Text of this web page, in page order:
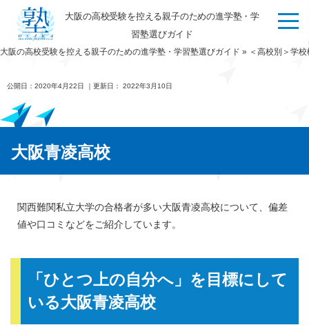
大阪の高校受験を控える親子のための進学塾・学
習塾選びガイド
大阪の高校受験を控える親子のための進学塾・学習塾選びガイド » ＜高校別＞学
公開日： 2020年4月22日 ｜更新日： 2022年3月10日
大阪青凌高校
関西難関私立大学の合格者が多い大阪青凌高校について、偏差
値や口コミなどをご紹介しています。
「ひとつ上の自分へ」を目標にして
いる大阪青凌高校